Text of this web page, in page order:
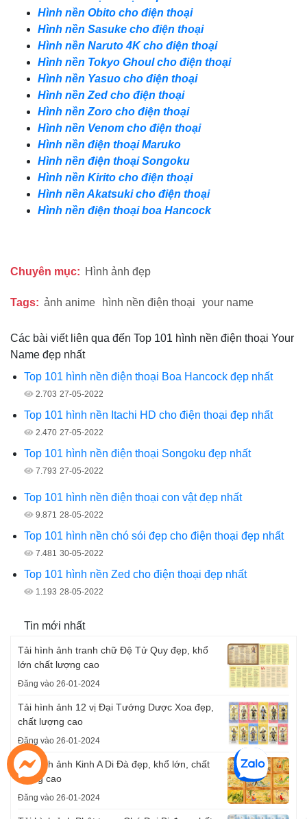
Hình nền Obito cho điện thoại
Hình nền Sasuke cho điện thoại
Hình nền Naruto 4K cho điện thoại
Hình nền Tokyo Ghoul cho điện thoại
Hình nền Yasuo cho điện thoại
Hình nền Zed cho điện thoại
Hình nền Zoro cho điện thoại
Hình nền Venom cho điện thoại
Hình nền điện thoại Maruko
Hình nền điện thoại Songoku
Hình nền Kirito cho điện thoại
Hình nền Akatsuki cho điện thoại
Hình nền điện thoại boa Hancock
Chuyên mục: Hình ảnh đẹp
Tags: ảnh anime hình nền điện thoại your name
Các bài viết liên qua đến Top 101 hình nền điện thoại Your
Name đẹp nhất
Top 101 hình nền điện thoại Boa Hancock đẹp nhất
2.703 27-05-2022
Top 101 hình nền Itachi HD cho điện thoại đẹp nhất
2.470 27-05-2022
Top 101 hình nền điện thoại Songoku đẹp nhất
7.793 27-05-2022
Top 101 hình nền điện thoại con vật đẹp nhất
9.871 28-05-2022
Top 101 hình nền chó sói đẹp cho điện thoại đẹp nhất
7.481 30-05-2022
Top 101 hình nền Zed cho điện thoại đẹp nhất
1.193 28-05-2022
Tin mới nhất
Tải hình ảnh tranh chữ Đệ Tử Quy đẹp, khổ
lớn chất lượng cao
Đăng vào 26-01-2024
Tải hình ảnh 12 vị Đại Tướng Dược Xoa đẹp,
chất lượng cao
Đăng vào 26-01-2024
Tải hình ảnh Kinh A Di Đà đẹp, khổ lớn, chất
lượng cao
Đăng vào 26-01-2024